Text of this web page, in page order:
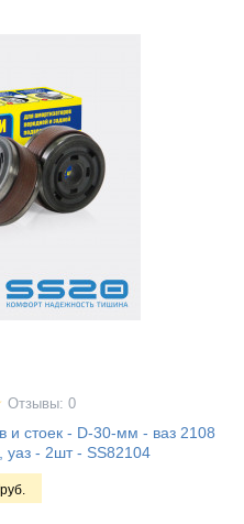
Отзывы: 0
и стоек - D-30-мм - ваз 2108
уаз - 2шт - SS82104
руб.